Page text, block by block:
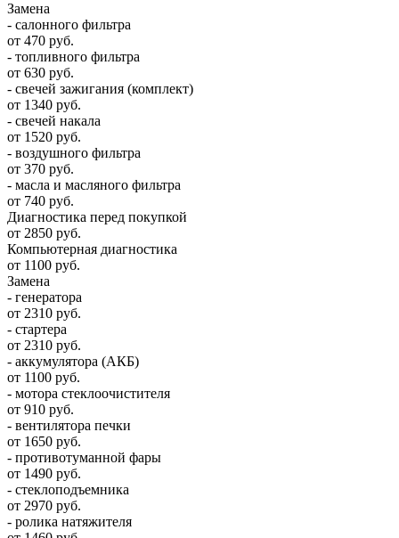
Замена
- салонного фильтра
от 470 руб.
- топливного фильтра
от 630 руб.
- свечей зажигания (комплект)
от 1340 руб.
- свечей накала
от 1520 руб.
- воздушного фильтра
от 370 руб.
- масла и масляного фильтра
от 740 руб.
Диагностика перед покупкой
от 2850 руб.
Компьютерная диагностика
от 1100 руб.
Замена
- генератора
от 2310 руб.
- стартера
от 2310 руб.
- аккумулятора (АКБ)
от 1100 руб.
- мотора стеклоочистителя
от 910 руб.
- вентилятора печки
от 1650 руб.
- противотуманной фары
от 1490 руб.
- стеклоподъемника
от 2970 руб.
- ролика натяжителя